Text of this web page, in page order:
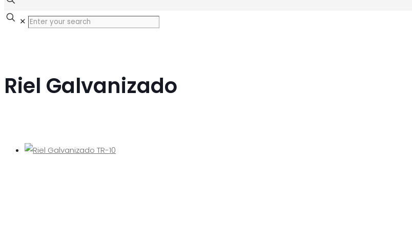
✕
Riel Galvanizado